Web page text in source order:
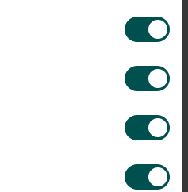
programmes
1:2025, IDT)
1:2010
SIS-